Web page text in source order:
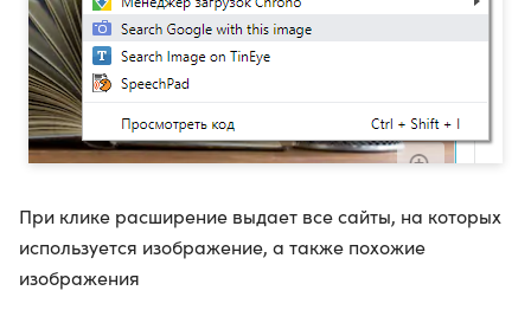
При клике расширение выдает все сайты, на которых
используется изображение, а также похожие
изображения